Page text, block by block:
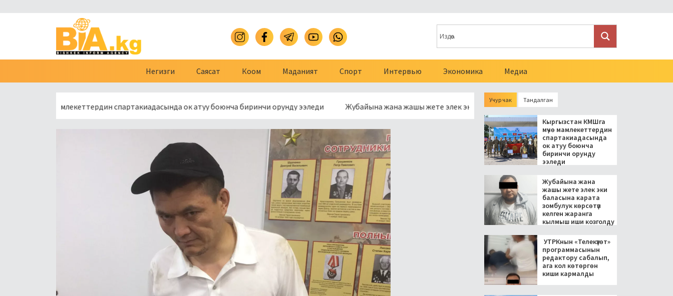
Негизги Саясат Коом Маданият Спорт Интервью Экономика Медиа
мүчө мамлекеттердин спартакиадасында ок атуу боюнча биринчи орунду ээледи Жубайына жана жашы жете элек эки баласына карата зомбулук көрсөтүп келген жаранга кылмыш
Учур чак Тандалган
Кыргызстан КМШга
мүчө мамлекеттердин
спартакиадасында
ок атуу боюнча
биринчи орунду
ээледи
Жубайына жана
жашы жете элек эки
баласына карата
зомбулук көрсөтүп
келген жаранга
кылмыш иши козголду
УТРКнын «Телекүзөт»
программасынын
редактору сабалып,
ага кол көтөргөн
киши кармалды